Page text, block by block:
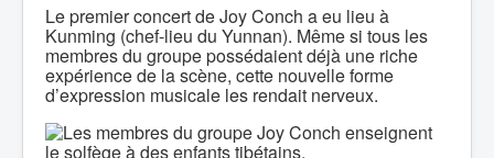
Le premier concert de Joy Conch a eu lieu à
Kunming (chef-lieu du Yunnan). Même si tous les
membres du groupe possédaient déjà une riche
expérience de la scène, cette nouvelle forme
d’expression musicale les rendait nerveux.